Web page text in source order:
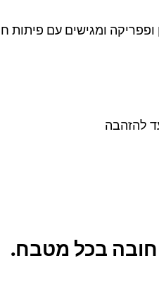
ומגישים עם פיתות
להזהבה